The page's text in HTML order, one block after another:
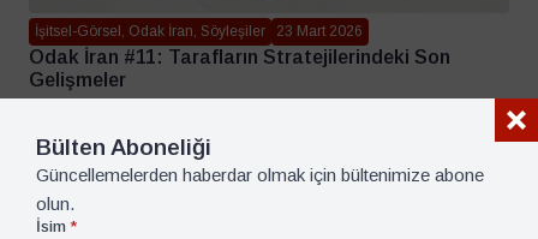
İşitsel-Görsel, Odak İran, Söyleşiler 23 Mart 2026
Odak İran #11: Tarafların Stratejilerindeki Son
Gelişmeler
Bülten Aboneliği
Güncellemelerden haberdar olmak için bültenimize abone
olun.
İsim *